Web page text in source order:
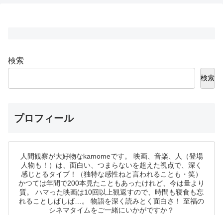
検索
検索
プロフィール
人間観察が大好物なkamomeです。 映画、音楽、人（登場
人物も！）は、面白い、つまらないを超えた視点で、深く
感じとるタイプ！（独特な感性ねと言われることも・笑）
かつては年間で200本見たこともあったけれど、今は量より
質。 ハマった映画は10回以上観返すので、時間も寝食も忘
れることしばしば…。 物語を深く読みとく面白さ！ 至福の
シネマタイムをご一緒にいかがですか？